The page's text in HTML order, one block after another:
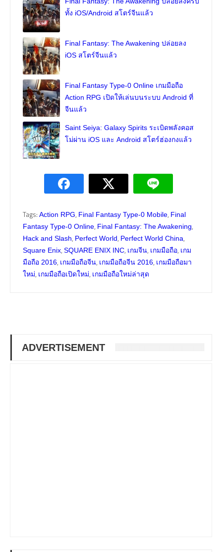
ทั้ง iOS/Android สโตร์จีนแล้ว
Final Fantasy: The Awakening ปล่อยลง
iOS สโตร์จีนแล้ว
Final Fantasy Type-0 Online เกมมือถือ
Action RPG เปิดให้เล่นบนระบบ Android ที่
จีนแล้ว
Saint Seiya: Galaxy Spirits ระเบิดพลังคอส
โม่ผ่าน iOS และ Android สโตร์ฮ่องกงแล้ว
Tags: Action RPG, Final Fantasy Type-0 Mobile, Final
Fantasy Type-0 Online, Final Fantasy: The Awakening,
Hack and Slash, Perfect World, Perfect World China,
Square Enix, SQUARE ENIX INC, เกมจีน, เกมมือถือ, เกม
มือถือ 2016, เกมมือถือจีน, เกมมือถือจีน 2016, เกมมือถือมา
ใหม่, เกมมือถือเปิดใหม่, เกมมือถือใหม่ล่าสุด
ADVERTISEMENT